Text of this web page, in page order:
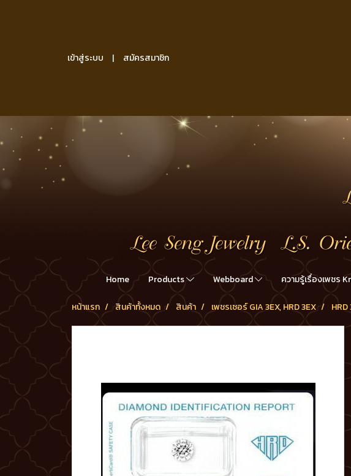
เข้าสู่ระบบ สมัครสมาชิก
Home Products Webboard ความรู้เรื่องเพชร
หน้าแรก สินค้าทั้งหมด สินค้า เพชรเซอร์ GIA 3EX, HRD 3EX